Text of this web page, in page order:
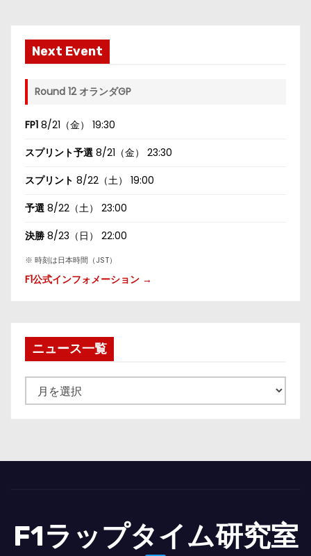
Next Event
Round 12 オランダGP
FP1 8/21（金） 19:30
スプリント予選 8/21（金） 23:30
スプリント 8/22（土） 19:00
予選 8/22（土） 23:00
決勝 8/23（日） 22:00
※ 時刻は日本時間（JST）
F1公式インフォメーション →
ニュース一覧
ュ
一
F1ラップタイム研究室